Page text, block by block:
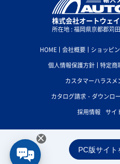
株式会社オートウェイ
所在地 : 福岡県京都郡苅
HOME 会社概要 ショッピ
個人情報保護方針
特定商
カスタマーハラスメ
カタログ請求・ダウンロ
採用情報
サイ
PC版サイト
×